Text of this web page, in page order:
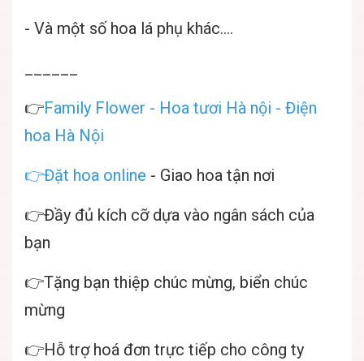
- Và một số hoa lá phụ khác....
👉Family Flower - Hoa tươi Hà nội - Điện
hoa Hà Nội
👉Đặt hoa online - Giao hoa tận nơi
👉Đầy đủ kích cỡ dựa vào ngân sách của
bạn
👉Tặng bạn thiệp chúc mừng, biển chúc
mừng
👉Hỗ trợ hoá đơn trực tiếp cho công ty